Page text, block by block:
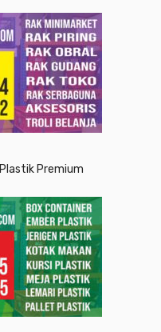
Premium